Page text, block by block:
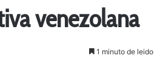
venezolana
1 minuto de leido